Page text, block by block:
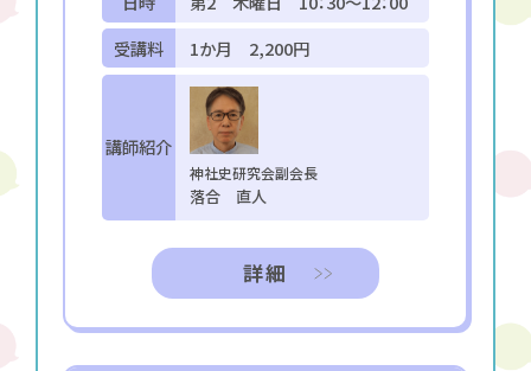
受講料
1か月 2,200円
講師紹介
神社史研究会副会長
落合 直人
詳細